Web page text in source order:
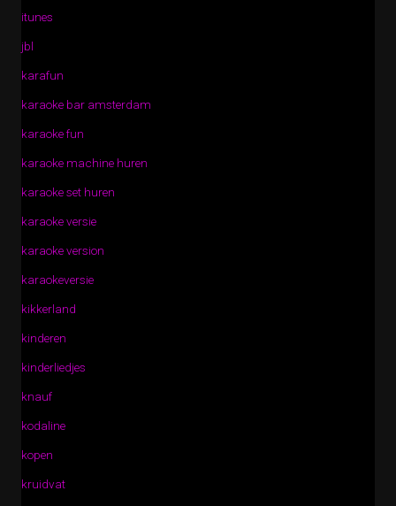
itunes
jbl
karafun
karaoke bar amsterdam
karaoke fun
karaoke machine huren
karaoke set huren
karaoke versie
karaoke version
karaokeversie
kikkerland
kinderen
kinderliedjes
knauf
kodaline
kopen
kruidvat